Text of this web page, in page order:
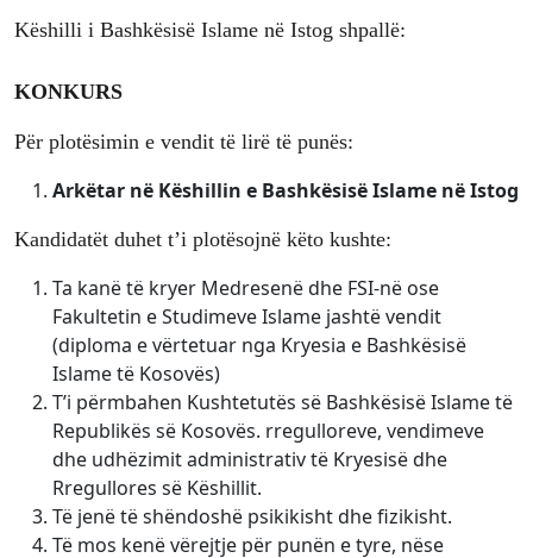
Këshilli i Bashkësisë Islame në Istog shpallë:
KONKURS
Për plotësimin e vendit të lirë të punës:
Arkëtar në Këshillin e Bashkësisë Islame në Istog
Kandidatët duhet t’i plotësojnë këto kushte:
Ta kanë të kryer Medresenë dhe FSI-në ose
Fakultetin e Studimeve Islame jashtë vendit
(diploma e vërtetuar nga Kryesia e Bashkësisë
Islame të Kosovës)
T’i përmbahen Kushtetutës së Bashkësisë Islame të
Republikës së Kosovës. rregulloreve, vendimeve
dhe udhëzimit administrativ të Kryesisë dhe
Rregullores së Këshillit.
Të jenë të shëndoshë psikikisht dhe fizikisht.
Të mos kenë vërejtje për punën e tyre, nëse